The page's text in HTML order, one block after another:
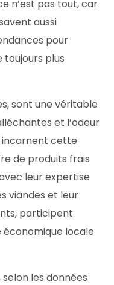
n’est pas tout, car
aussi
pour
plus
sont une véritable
et l’odeur
incarnent cette
de produits frais
leur expertise
viandes et leur
participent
locale
les données